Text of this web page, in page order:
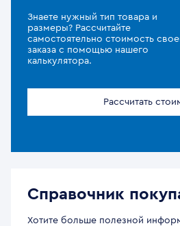
Знаете нужный тип товара и
размеры? Рассчитайте
самостоятельно стоимость
заказа с помощью нашего
калькулятора.
Рассчитать
Справочник
Хотите больше полезной